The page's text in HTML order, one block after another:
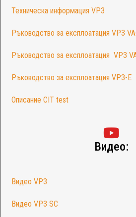
Техническа информация VP3
Ръководство за експлоатация VP3
Ръководство за експлоатация VP3
Ръководство за експлоатация VP3-E
Описание CIT test
Видео:
Видео VP3
Видео VP3 SC